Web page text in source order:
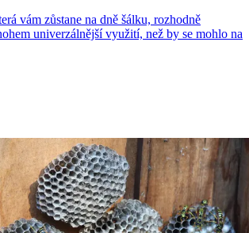
vám zůstane na dně šálku, rozhodně
univerzálnější využití, než by se mohlo na